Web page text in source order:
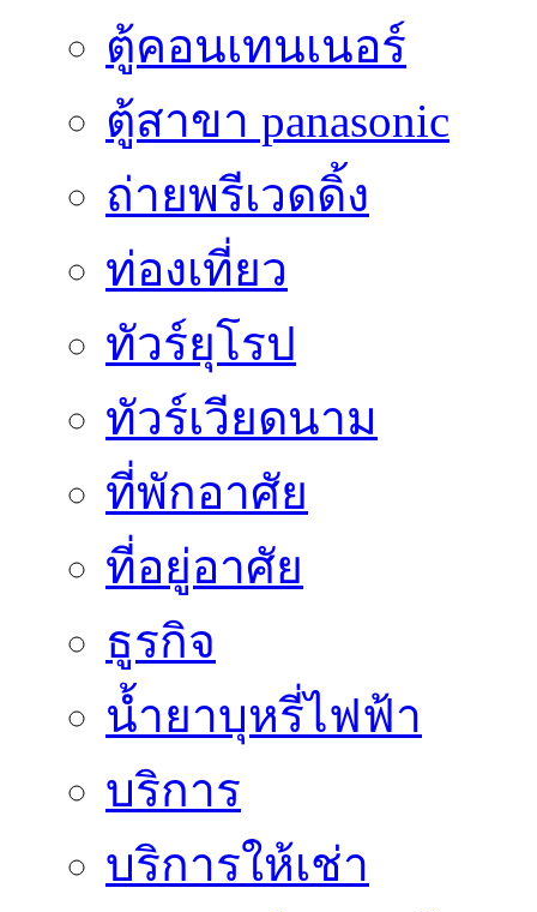
ตู้คอนเทนเนอร์
ตู้สาขา panasonic
ถ่ายพรีเวดดิ้ง
ท่องเที่ยว
ทัวร์ยุโรป
ทัวร์เวียดนาม
ที่พักอาศัย
ที่อยู่อาศัย
ธูรกิจ
น้ำยาบุหรี่ไฟฟ้า
บริการ
บริการให้เช่า